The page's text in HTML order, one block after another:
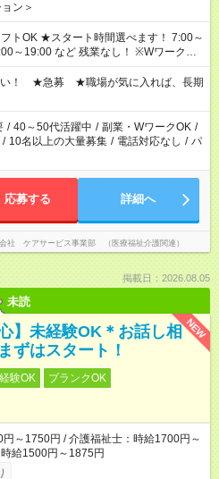
ン＞
ます！ 7:00～
など 残業なし！ ※Wワークの
せ週40時間超の就業はご案内できませ
時間以上勤務は社会保険への加入対象
法（日雇い派遣の原則禁止）により、
ご案内が難しい場合があります
い！ ★急募 ★職場が気に入れば、長期
/ 40～50代活躍中 / 副業・WワークOK /
/ 10名以上の大量募集 / 電話対応なし / パ
応募する 詳細へ
社 ケアサービス事業部 （医療福祉介護関連）
掲載日：2026.08.05
未読
NEW
】未経験OK＊お話し相
ずはスタート！
験OK
ブランクOK
～1750円 / 介護福祉士：時給1700円～
給1500円～1875円